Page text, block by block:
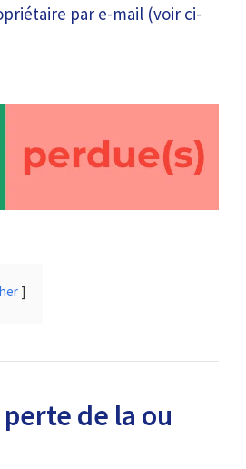
par e-mail (voir ci-
de la ou